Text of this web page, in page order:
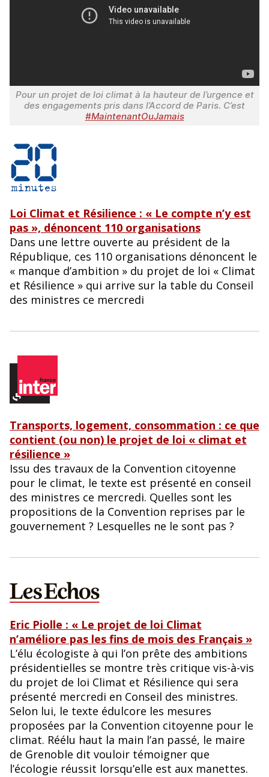
Pour un projet de loi climat à la hauteur de l’urgence et
des engagements pris dans l’Accord de Paris. C’est
#MaintenantOuJamais
Loi Climat et Résilience : « Le compte n’y est
pas », dénoncent 110 organisations
Dans une lettre ouverte au président de la
République, ces 110 organisations dénoncent le
« manque d’ambition » du projet de loi « Climat
et Résilience » qui arrive sur la table du Conseil
des ministres ce mercredi
Transports, logement, consommation : ce que
contient (ou non) le projet de loi « climat et
résilience »
Issu des travaux de la Convention citoyenne
pour le climat, le texte est présenté en conseil
des ministres ce mercredi. Quelles sont les
propositions de la Convention reprises par le
gouvernement ? Lesquelles ne le sont pas ?
Eric Piolle : « Le projet de loi Climat
n’améliore pas les fins de mois des Français »
L’élu écologiste à qui l’on prête des ambitions
présidentielles se montre très critique vis-à-vis
du projet de loi Climat et Résilience qui sera
présenté mercredi en Conseil des ministres.
Selon lui, le texte édulcore les mesures
proposées par la Convention citoyenne pour le
climat. Réélu haut la main l’an passé, le maire
de Grenoble dit vouloir témoigner que
l’écologie réussit lorsqu’elle est aux manettes.